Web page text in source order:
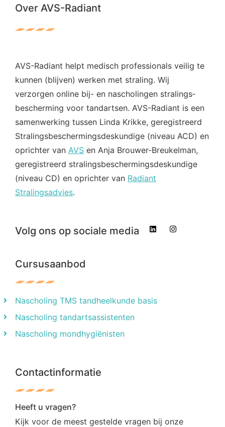
Over AVS-Radiant
AVS-Radiant helpt medisch professionals veilig te
kunnen (blijven) werken met straling. Wij
verzorgen online bij- en nascholingen stralings­
bescherming voor tandartsen. AVS-Radiant is een
samenwerking tussen Linda Krikke, geregistreerd
Stralings­beschermings­deskundige (niveau ACD) en
oprichter van AVS en Anja Brouwer-Breukelman,
geregistreerd stralings­beschermings­deskundige
(niveau CD) en oprichter van Radiant
Stralingsadvies.
Volg ons op sociale media
Cursusaanbod
Nascholing TMS tandheelkunde basis
Nascholing tandartsassistenten
Nascholing mondhygiënisten
Contactinformatie
Heeft u vragen?
Kijk voor de meest gestelde vragen bij onze